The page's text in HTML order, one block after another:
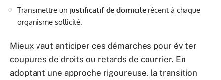
Transmettre un justificatif de domicile récent à chaque
organisme sollicité.
Mieux vaut anticiper ces démarches pour éviter
coupures de droits ou retards de courrier. En
adoptant une approche rigoureuse, la transition